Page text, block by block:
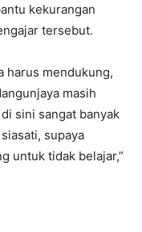
kekurangan
tersebut.
harus mendukung,
masih
sini sangat banyak
supaya
untuk tidak belajar,”